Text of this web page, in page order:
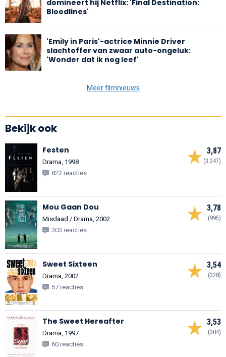
domineert hij Netflix: 'Final Destination:
Bloodlines'
'Emily in Paris'-actrice Minnie Driver
slachtoffer van zwaar auto-ongeluk:
'Wonder dat ik nog leef'
Meer filmnieuws
Bekijk ook
3,87
(3.247)
Festen
Drama, 1998
822 reacties
3,78
(995)
Mou Gaan Dou
Misdaad / Drama, 2002
303 reacties
3,54
(328)
Sweet Sixteen
Drama, 2002
57 reacties
3,53
(304)
The Sweet Hereafter
Drama, 1997
60 reacties